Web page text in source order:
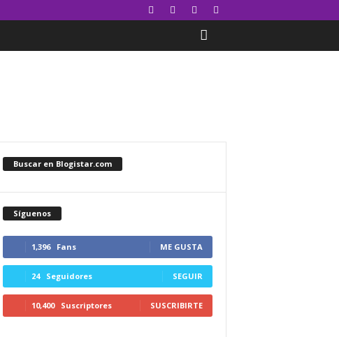
Buscar en Blogistar.com
Síguenos
1,396 Fans ME GUSTA
24 Seguidores SEGUIR
10,400 Suscriptores SUSCRIBIRTE